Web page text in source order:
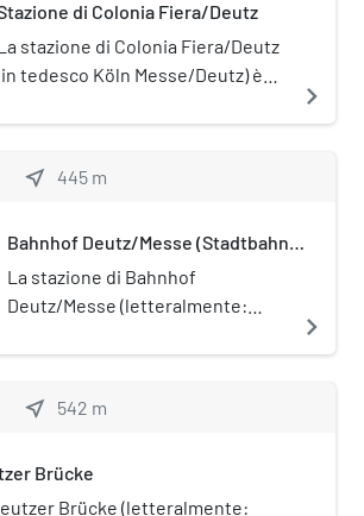
di Colonia Fiera/Deutz
stazione di Colonia Fiera/Deutz
tedesco Köln Messe/Deutz) è
città tedesca di Colonia.
di Deutz.
navigate_next
near_me 445 m
Bahnhof Deutz/Messe (Stadtbahn
La stazione di Bahnhof
Deutz/Messe (letteralmente:
stazione sotterranea della
navigate_next
near_me 542 m
Brücke
Brücke (letteralmente: